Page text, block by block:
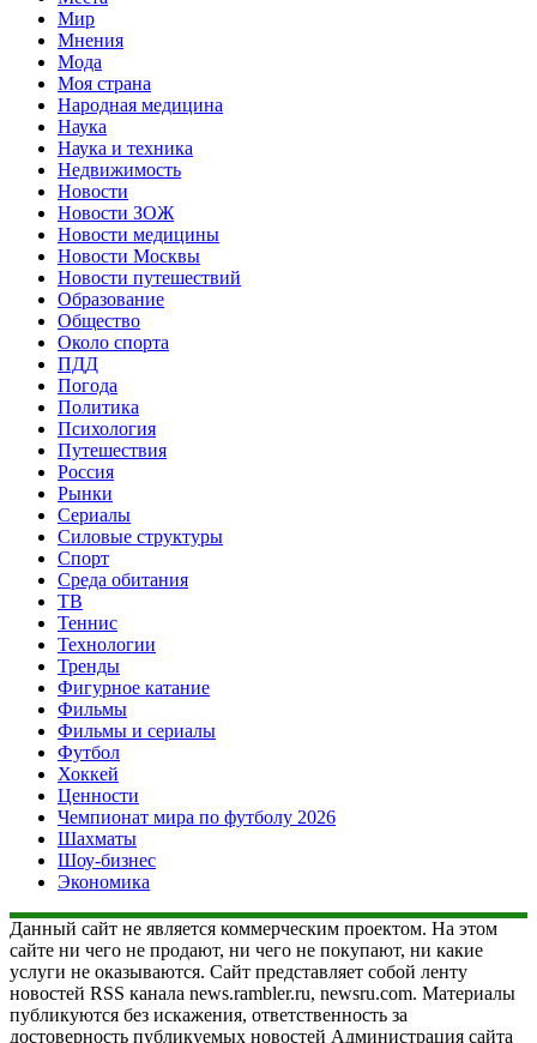
Мир
Мнения
Мода
Моя страна
Народная медицина
Наука
Наука и техника
Недвижимость
Новости
Новости ЗОЖ
Новости медицины
Новости Москвы
Новости путешествий
Образование
Общество
Около спорта
ПДД
Погода
Политика
Психология
Путешествия
Россия
Рынки
Сериалы
Силовые структуры
Спорт
Среда обитания
ТВ
Теннис
Технологии
Тренды
Фигурное катание
Фильмы
Фильмы и сериалы
Футбол
Хоккей
Ценности
Чемпионат мира по футболу 2026
Шахматы
Шоу-бизнес
Экономика
Данный сайт не является коммерческим проектом. На этом
сайте ни чего не продают, ни чего не покупают, ни какие
услуги не оказываются. Сайт представляет собой ленту
новостей RSS канала news.rambler.ru, newsru.com. Материалы
публикуются без искажения, ответственность за
достоверность публикуемых новостей Администрация сайта